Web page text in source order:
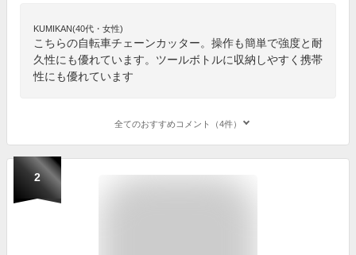
KUMIKAN(40代・女性)
こちらの自転車チェーンカッター。操作も簡単で強度と耐
久性にも優れています。ツールボトルに収納しやすく携帯
性にも優れています
全てのおすすめコメント（4件）
2